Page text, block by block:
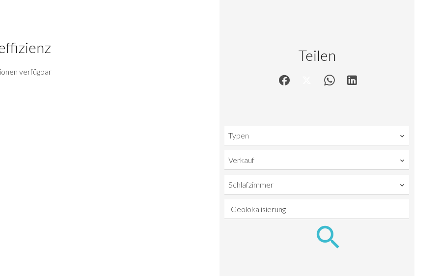
verfügbar
Teilen
Typen
Verkauf
Schlafzimmer
Geolokalisierung